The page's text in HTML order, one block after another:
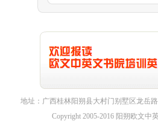
地址：广西桂林阳朔县大村门别墅区龙岳
Copyright 2005-2016 阳朔欧文